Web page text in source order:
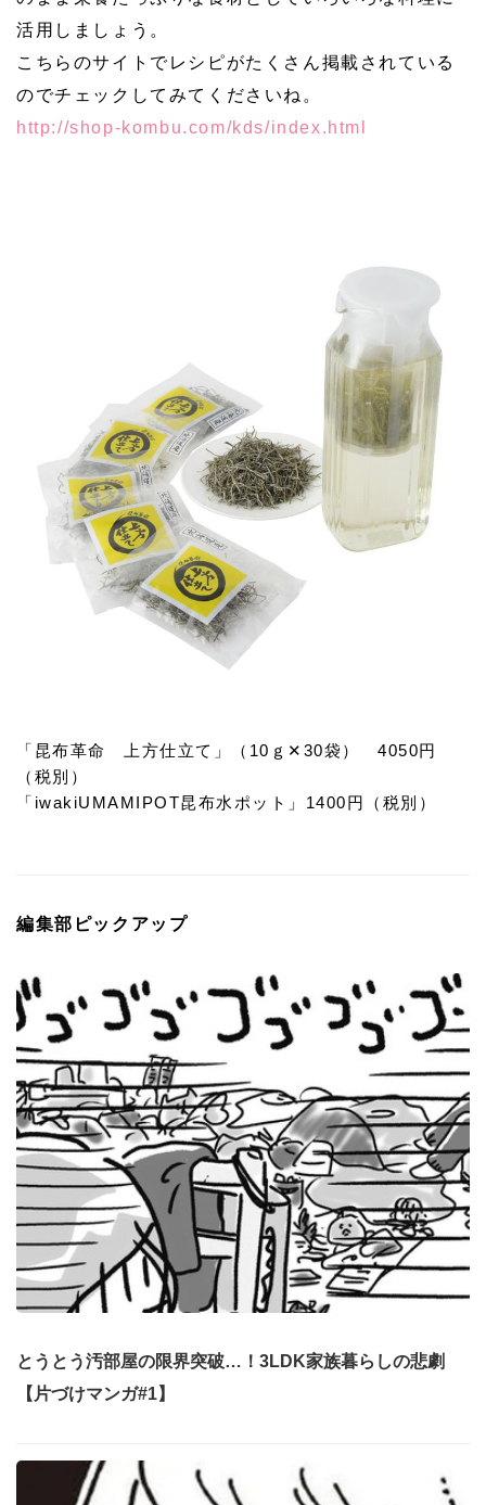
活用しましょう。
こちらのサイトでレシピがたくさん掲載されている
のでチェックしてみてくださいね。
http://shop-kombu.com/kds/index.html
「昆布革命 上方仕立て」（10ｇ✕30袋） 4050円
（税別）
「iwakiUMAMIPOT昆布水ポット」1400円（税別）
編集部ピックアップ
とうとう汚部屋の限界突破…！3LDK家族暮らしの悲劇
【片づけマンガ#1】